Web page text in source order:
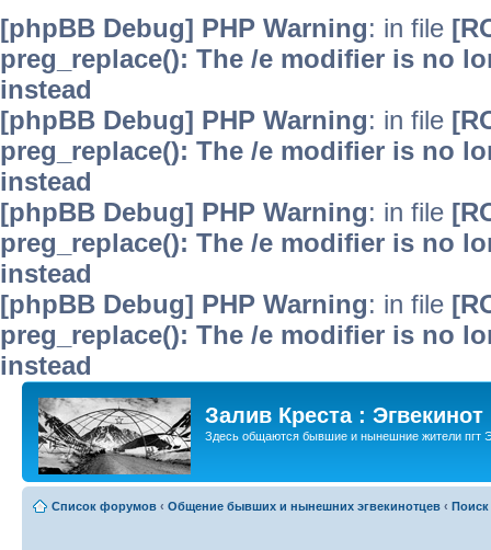
[phpBB Debug] PHP Warning: in file
preg_replace(): The /e modifier is no
instead
[phpBB Debug] PHP Warning: in file
preg_replace(): The /e modifier is no
instead
[phpBB Debug] PHP Warning: in file
preg_replace(): The /e modifier is no
instead
[phpBB Debug] PHP Warning: in file
preg_replace(): The /e modifier is no
instead
Залив Креста : Эгвекинот
Здесь общаются бывшие и нынешние жители пгт
Список форумов ‹ Общение бывших и нынешних эгвекинотцев ‹ Поиск